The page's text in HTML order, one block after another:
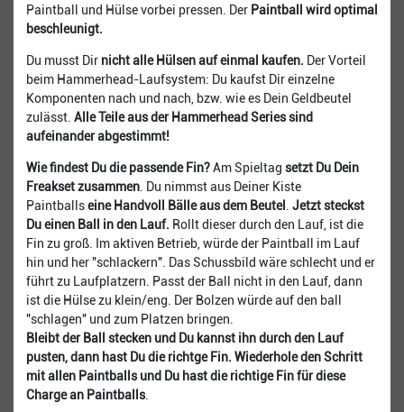
Paintball und Hülse vorbei pressen. Der Paintball wird optimal
beschleunigt.
Du musst Dir nicht alle Hülsen auf einmal kaufen. Der Vorteil
beim Hammerhead-Laufsystem: Du kaufst Dir einzelne
Komponenten nach und nach, bzw. wie es Dein Geldbeutel
zulässt. Alle Teile aus der Hammerhead Series sind
aufeinander abgestimmt!
Wie findest Du die passende Fin?Am Spieltag setzt Du Dein
Freakset zusammen . Du nimmst aus Deiner Kiste
Paintballseine Handvoll Bälle aus dem Beutel
Jetzt steckst
Du einen Ball in den Lauf. Rollt dieser durch den Lauf, ist die
Fin zu groß. Im aktiven Betrieb, würde der Paintball im Lauf
hin und her "schlackern". Das Schussbild wäre schlecht und er
führt zu Laufplatzern. Passt der Ball nicht in den Lauf, dann
ist die Hülse zu klein/eng. Der Bolzen würde auf den ball
"schlagen" und zum Platzen bringen.
Bleibt der Ball stecken und Du kannst ihn durch den Lauf
pusten, dann hast Du die richtge Fin. Wiederhole den Schritt
mit allen Paintballs und Du hast die richtige Fin für diese
Charge an Paintballs.